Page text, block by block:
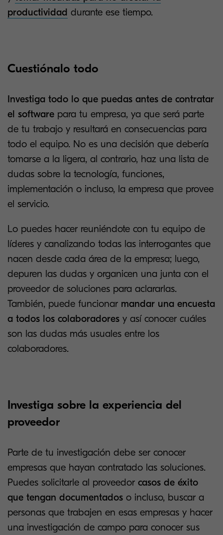
productividad durante ese tiempo.
Cuestiónalo todo
Investiga todo lo que puedas antes de contratar
el software para tu empresa, ya que será parte
de tu trabajo y resultará en consecuencias para
todo el equipo. No es una decisión que debería
tomarse a la ligera, al contrario, haz una lista de
dudas sobre la tecnología, funciones,
implementación o incluso, la empresa que provee
el servicio.
Lo puedes hacer reuniéndote con tu equipo de
líderes y canalizando todas las interrogantes que
nacen desde cada área de la empresa; luego,
depuren las dudas y organicen una junta con el
proveedor de soluciones para aclararlas.
También, puede funcionar mandar una encuesta
a todos los colaboradores y así conocer cuáles
son las dudas más usuales entre los
colaboradores.
Investiga sobre la experiencia del
proveedor
Parte de tu investigación debe ser conocer
empresas que hayan contratado las soluciones.
Puedes solicitarle al proveedor casos de éxito
que tengan documentados o incluso, buscar a
personas que trabajen en esas empresas y hacer
una investigación de campo para conocer sus